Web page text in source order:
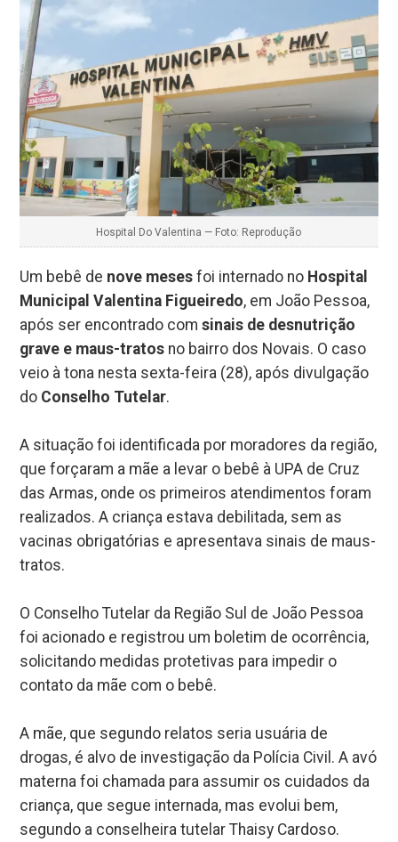
Hospital Do Valentina — Foto: Reprodução
Um bebê de nove meses foi internado no Hospital
Municipal Valentina Figueiredo, em João Pessoa,
após ser encontrado comsinais de desnutrição
grave e maus-tratos no bairro dos Novais. O caso
veio à tona nesta sexta-feira (28), após divulgação
do Conselho Tutelar.
A situação foi identificada por moradores da região,
que forçaram a mãe a levar o bebê à UPA de Cruz
das Armas, onde os primeiros atendimentos foram
realizados. A criança estava debilitada, sem as
vacinas obrigatórias e apresentava sinais de maus-
tratos.
O Conselho Tutelar da Região Sul de João Pessoa
foi acionado e registrou um boletim de ocorrência,
solicitando medidas protetivas para impedir o
contato da mãe com o bebê.
A mãe, que segundo relatos seria usuária de
drogas, é alvo de investigação da Polícia Civil. A avó
materna foi chamada para assumir os cuidados da
criança, que segue internada, mas evolui bem,
segundo a conselheira tutelar Thaisy Cardoso.